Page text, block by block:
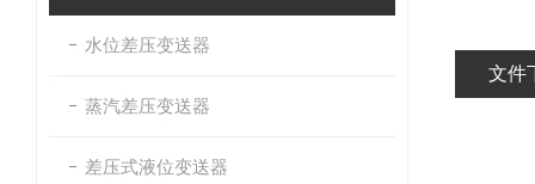
水位差压变送器
蒸汽差压变送器
差压式液位变送器
文件